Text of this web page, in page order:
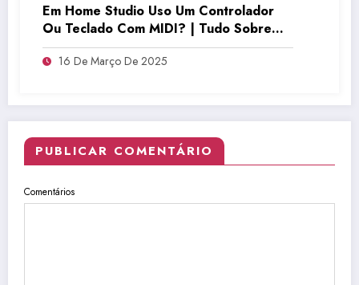
Em Home Studio Uso Um Controlador
Ou Teclado Com MIDI? | Tudo Sobre
Teclado Musical
16 De Março De 2025
PUBLICAR COMENTÁRIO
Comentários